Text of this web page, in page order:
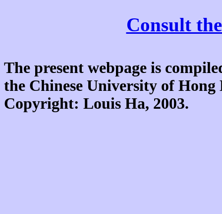
Consult
The present webpage is
the Chinese University of
Copyright: Louis Ha, 2003.